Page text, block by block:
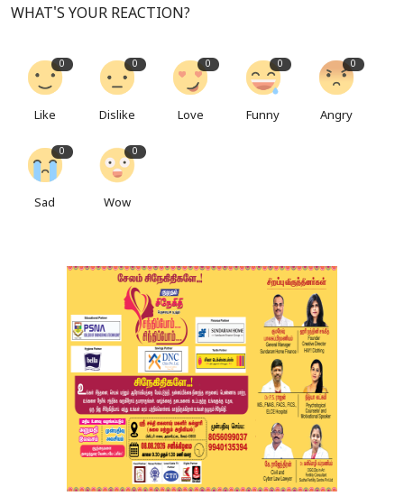
WHAT'S YOUR REACTION?
0
Like
0
Dislike
0
Love
0
Funny
0
Angry
0
Sad
0
Wow